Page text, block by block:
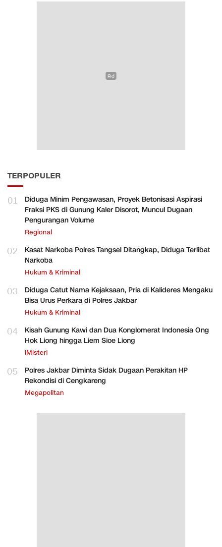
TERPOPULER
01
Diduga Minim Pengawasan, Proyek Betonisasi Aspirasi
Fraksi PKS di Gunung Kaler Disorot, Muncul Dugaan
Pengurangan Volume
Regional
02
Kasat Narkoba Polres Tangsel Ditangkap, Diduga Terlibat
Narkoba
Hukum & Kriminal
03
Diduga Catut Nama Kejaksaan, Pria di Kalideres Mengaku
Bisa Urus Perkara di Polres Jakbar
Hukum & Kriminal
04
Kisah Gunung Kawi dan Dua Konglomerat Indonesia Ong
Hok Liong hingga Liem Sioe Liong
iMisteri
05
Polres Jakbar Diminta Sidak Dugaan Perakitan HP
Rekondisi di Cengkareng
Megapolitan